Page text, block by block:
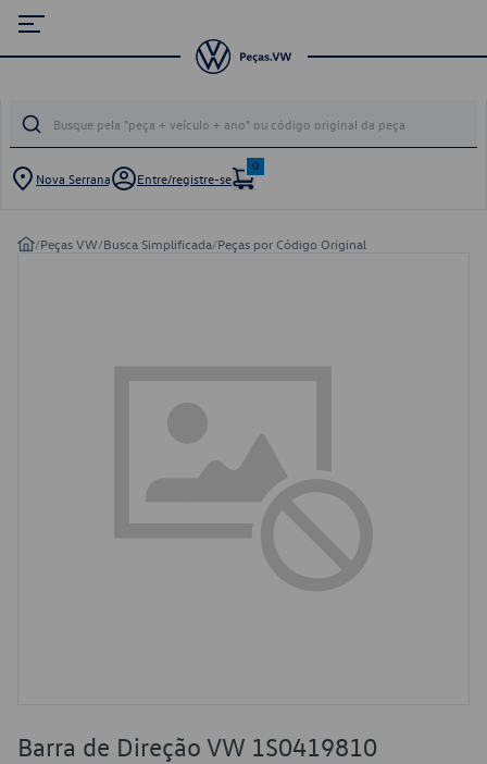
Nova Serrana Entre/registre-se
0
/Peças VW/Busca Simplificada/Peças por Código Original
Barra de Direção VW 1S0419810